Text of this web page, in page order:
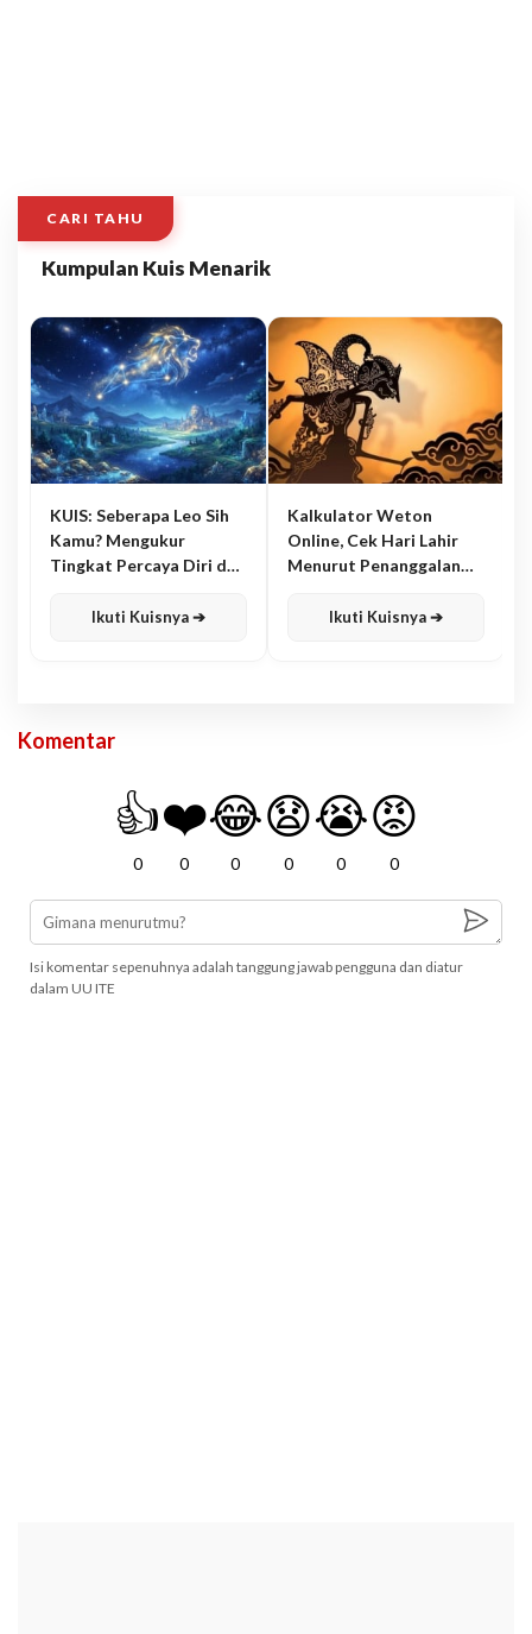
CARI TAHU
Kumpulan Kuis Menarik
KUIS: Seberapa Leo Sih
Kamu? Mengukur
Tingkat Percaya Diri dan
Ikuti Kuisnya ➔
Kalkulator Weton
Online, Cek Hari Lahir
Menurut Penanggalan
Ikuti Kuisnya ➔
Komentar
👍
0
❤️
0
😂
0
😧
0
😭
0
😡
0
Isi komentar sepenuhnya adalah tanggung jawab pengguna dan diatur
dalam UU ITE